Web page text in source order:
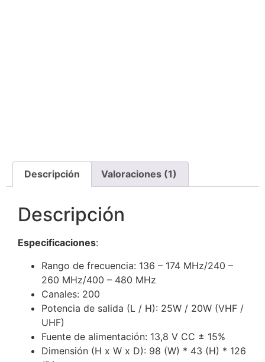
Descripción Valoraciones (1)
Descripción
Especificaciones:
Rango de frecuencia: 136 – 174 MHz/240 –
260 MHz/400 – 480 MHz
Canales: 200
Potencia de salida (L / H): 25W / 20W (VHF /
UHF)
Fuente de alimentación: 13,8 V CC ± 15%
Dimensión (H x W x D): 98 (W) * 43 (H) * 126